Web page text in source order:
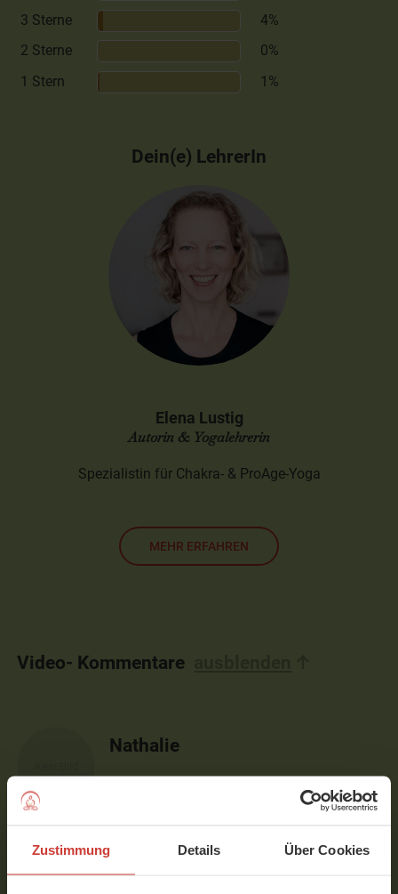
Zustimmung Details Über Cookies
3 Sterne
4%
2 Sterne
0%
1 Stern
1%
Dein(e) LehrerIn
Elena Lustig
Autorin & Yogalehrerin
Spezialistin für Chakra- & ProAge-Yoga
MEHR ERFAHREN
Video- Kommentare
Nathalie